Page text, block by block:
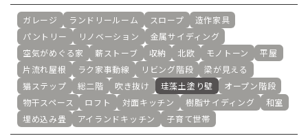
ガレージ ランドリールーム スロープ
造作家具
パントリー
リノベーション
金属サイディング
空気がめぐる家
薪ストーブ 収納 北欧 モノトーン
平屋
片流れ屋根
ラク家事動線 リビング階段
梁が見える
猫ステップ
総二階 吹き抜け 珪藻土塗り壁
オープン階段
物干スペース
ロフト 対面キッチン 樹脂サイディング
和室
埋め込み畳
アイランドキッチン 子育て世帯